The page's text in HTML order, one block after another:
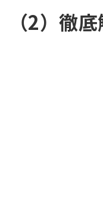
（2）徹